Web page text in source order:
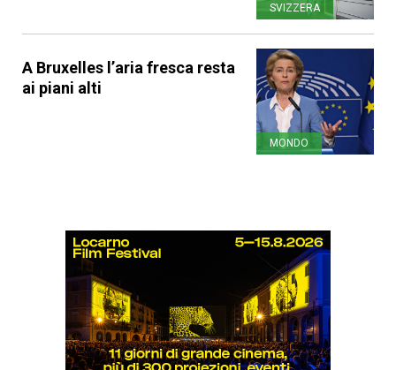
SVIZZERA
A Bruxelles l’aria fresca resta
ai piani alti
MONDO